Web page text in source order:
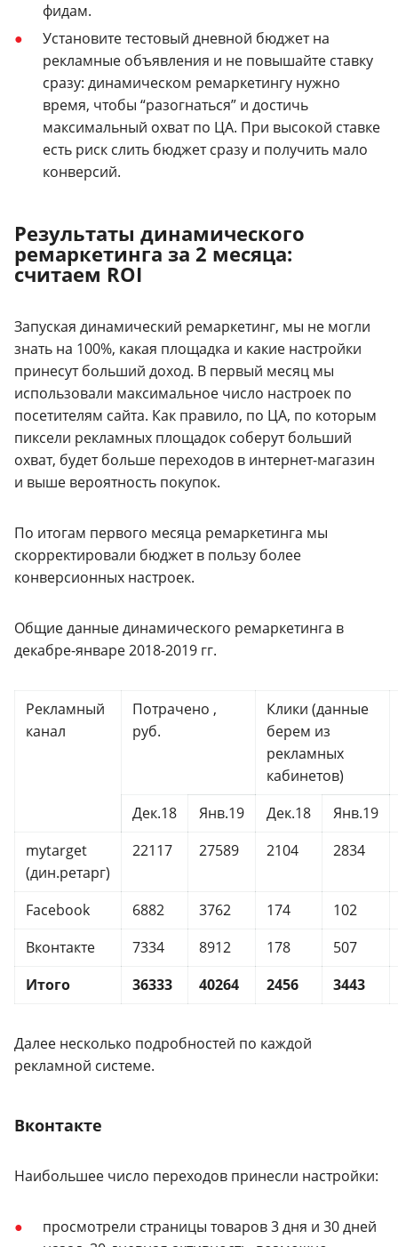
фидам.
Установите тестовый дневной бюджет на
рекламные объявления и не повышайте ставку
сразу: динамическом ремаркетингу нужно
время, чтобы “разогнаться” и достичь
максимальный охват по ЦА. При высокой ставке
есть риск слить бюджет сразу и получить мало
конверсий.
Результаты динамического
ремаркетинга за 2 месяца:
считаем ROI
Запуская динамический ремаркетинг, мы не могли
знать на 100%, какая площадка и какие настройки
принесут больший доход. В первый месяц мы
использовали максимальное число настроек по
посетителям сайта. Как правило, по ЦА, по которым
пиксели рекламных площадок соберут больший
охват, будет больше переходов в интернет-магазин
и выше вероятность покупок.
По итогам первого месяца ремаркетинга мы
скорректировали бюджет в пользу более
конверсионных настроек.
Общие данные динамического ремаркетинга в
декабре-январе 2018-2019 гг.
Рекламный
канал
Потрачено ,
руб.
Клики (данные
берем из
рекламных
кабинетов)
Дек.18
Янв.19 Дек.18
Янв.19
mytarget
(дин.ретарг)
22117 27589 2104 2834
Facebook 6882 3762 174
102
Вконтакте
7334 8912 178
507
Итого
36333 40264 2456 3443
Далее несколько подробностей по каждой
рекламной системе.
Вконтакте
Наибольшее число переходов принесли настройки:
просмотрели страницы товаров 3 дня и 30 дней